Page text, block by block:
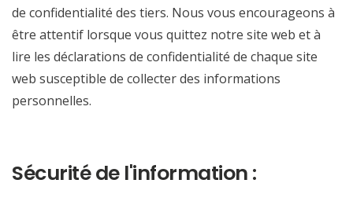
de confidentialité des tiers. Nous vous encourageons à
être attentif lorsque vous quittez notre site web et à
lire les déclarations de confidentialité de chaque site
web susceptible de collecter des informations
personnelles.
Sécurité de l'information :